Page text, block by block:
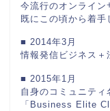
今流行のオンライン
既にこの頃から着
■ 2014年3月
情報発信ビジネス
■ 2015年1月
自身のコミュニティ
「Business Elite